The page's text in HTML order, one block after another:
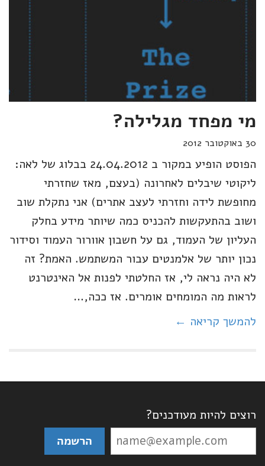
מי מפחד מגלילה?
30 באוקטובר 2012
הפוסט הופיע במקור ב 24.04.2012 בבלוג של לאה:
ליקוטי שיבלים לאחרונה (בעצם, מאז שחזרתי
מחופשת לידה וחזרתי לעצב אתרים) אני נתקלת שוב
ושוב בהתעקשות להכניס כמה שיותר מידע בחלק
העליון של העמוד, גם על חשבון אוורור העמוד וסידור
נכון יותר של אלמנטים עבור המשתמש. האמת? זה
לא היה נראה לי, אז החלטתי לפנות אל האינטרנט
לראות מה המומחים אומרים. אז ככה,…
להמשך קריאה ←
רוצים להיות מעודכנים?